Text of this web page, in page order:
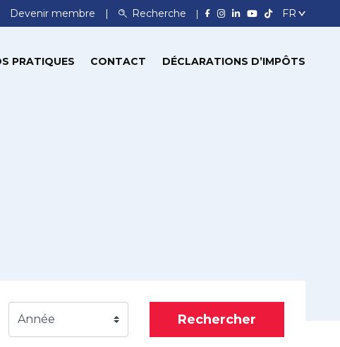
Devenir membre Recherche
PRATIQUES CONTACT DÉCLARATIONS D’IMPÔTS
Année Rechercher